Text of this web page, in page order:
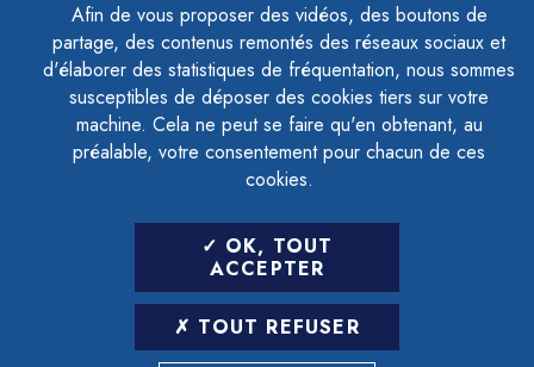
Afin de vous proposer des vidéos, des boutons de
partage, des contenus remontés des réseaux sociaux et
d'élaborer des statistiques de fréquentation, nous sommes
susceptibles de déposer des cookies tiers sur votre
machine. Cela ne peut se faire qu'en obtenant, au
préalable, votre consentement pour chacun de ces
cookies.
OK, TOUT
ACCEPTER
TOUT REFUSER
ACCESSIBILITÉ - PARTIELLEMENT CONFORME
PLAN DU SITE
MENTIONS LÉGALES
CONTACTER LE DÉLÉGUÉ À LA PROTECTION DES DONNÉES
GESTION DES COOKIES
LETTRE D'INFORMATION
SAISIR VOTRE ADRESSE E-MAIL
POUR VOUS INSCRIRE :